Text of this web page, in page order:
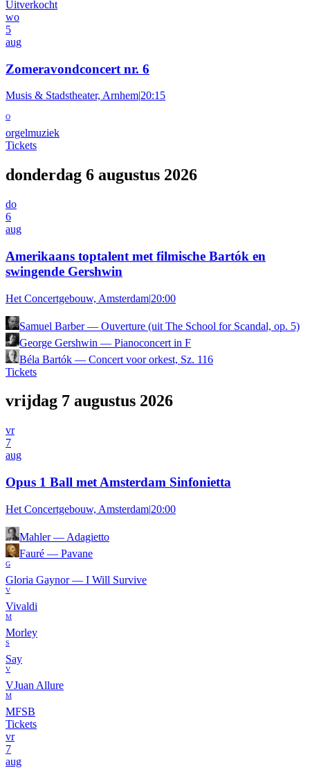
Uitverkocht
wo
5
aug
Zomeravondconcert nr. 6
Musis & Stadstheater, Arnhem|20:15
O
orgelmuziek
Tickets
donderdag 6 augustus 2026
do
6
aug
Amerikaans toptalent met filmische Bartók en
swingende Gershwin
Het Concertgebouw, Amsterdam|20:00
Samuel Barber— Ouverture (uit The School for Scandal, op. 5)
George Gershwin — Pianoconcert in F
Béla Bartók — Concert voor orkest, Sz. 116
Tickets
vrijdag 7 augustus 2026
vr
7
aug
Opus 1 Ball met Amsterdam Sinfonietta
Het Concertgebouw, Amsterdam|20:00
Mahler— Adagietto
Fauré — Pavane
G
Gloria Gaynor— I Will Survive
V
Vivaldi
M
Morley
S
Say
V
VJuan Allure
M
MFSB
Tickets
vr
7
aug